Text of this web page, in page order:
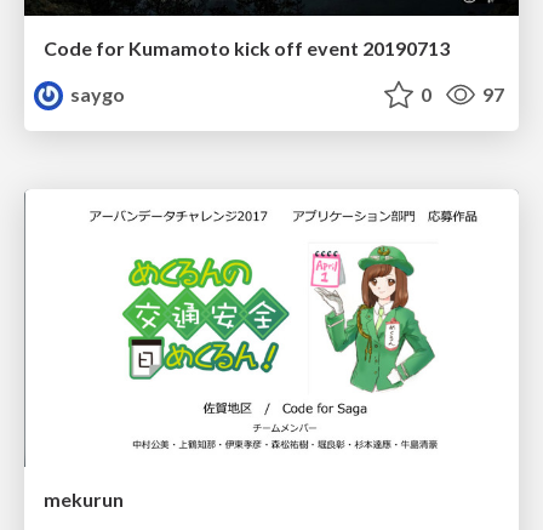
Code for Kumamoto kick off event 20190713
saygo
0 97
mekurun